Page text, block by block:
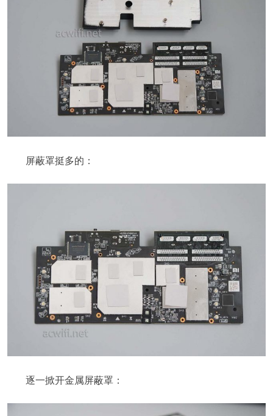
屏蔽罩挺多的：
逐一掀开金属屏蔽罩：